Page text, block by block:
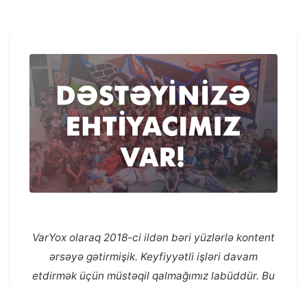
VarYox olaraq 2018-ci ildən bəri yüzlərlə kontent
ərsəyə gətirmişik. Keyfiyyətli işləri davam
etdirmək üçün müstəqil qalmağımız labüddür. Bu